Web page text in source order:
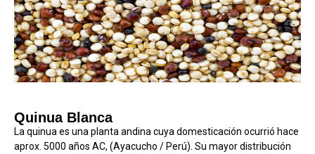
Quinua Blanca
La quinua es una planta andina cuya domesticación ocurrió hace
aprox. 5000 años AC, (Ayacucho / Perú). Su mayor distribución